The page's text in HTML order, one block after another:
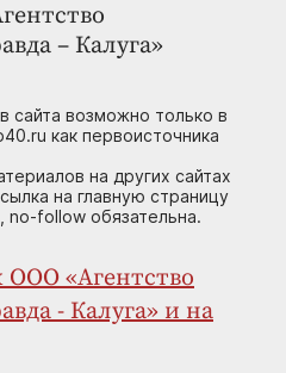
– Калуга»
сайта возможно только в
как первоисточника
на других сайтах
на главную страницу
no-follow обязательна.
ООО «Агентство
- Калуга» и на